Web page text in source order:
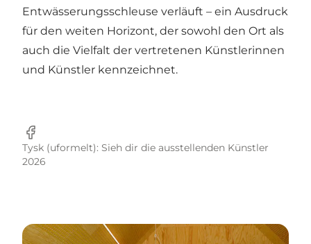
Entwässerungsschleuse verläuft – ein Ausdruck
für den weiten Horizont, der sowohl den Ort als
auch die Vielfalt der vertretenen Künstlerinnen
und Künstler kennzeichnet.
Facebook
Tysk (uformelt): Sieh dir die ausstellenden Künstler
2026